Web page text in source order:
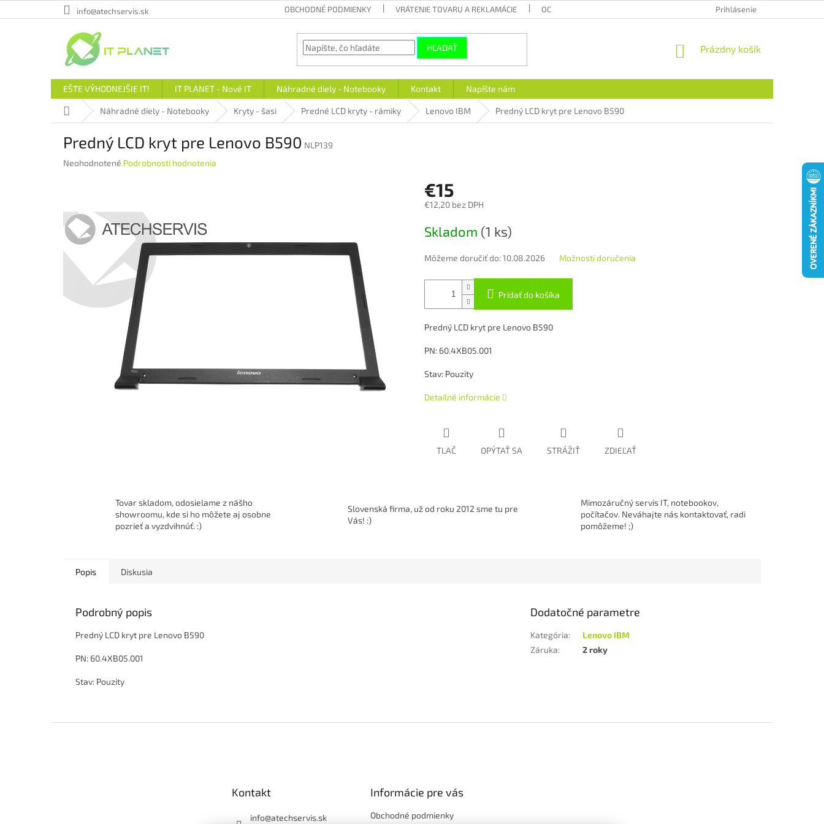
na
info@atechservis.sk OBCHODNÉ PODMIENKY VRÁTENIE TOVARU A REKLAMÁCIE OCHRANA OSOBNÝCH ÚDAJOV HODNOTENIE OBCHODU
Prihlásenie
HĽADAŤ
NÁKUPNÝ
Prázdny košík
EŠTE VÝHODNEJŠIE IT! IT PLANET - Nové IT Náhradné diely - Notebooky Kontakt Napíšte nám
DomovNáhradné diely - Notebooky Kryty - šasi Predné LCD kryty - rámiky Lenovo IBM Predný LCD kryt pre Lenovo B590
Predný LCD kryt pre Lenovo B590 NLP139
Priemerné
z
5
hviezdičiek.
Neohodnotené Podrobnosti hodnotenia
€15
€12,20 bez DPH
cena:
Skladom (1 ks)
Môžeme doručiť do:10.08.2026 Možnosti doručenia
Pridať do košíka
Predný LCD kryt pre Lenovo B590
PN: 60.4XB05.001
Stav: Pouzity
Detailné informácie
TLAČ OPÝTAŤ SA STRÁŽIŤ ZDIEĽAŤ
Tovar skladom, odosielame z nášho
showroomu, kde si ho môžete aj osobne
pozrieť a vyzdvihnúť. :)
Slovenská firma, už od roku 2012 sme tu pre
Vás! :)
Mimozáručný servis IT, notebookov,
počítačov. Neváhajte nás kontaktovať, radi
pomôžeme! ;)
Popis Diskusia
Podrobný popis
Predný LCD kryt pre Lenovo B590
PN: 60.4XB05.001
Stav: Pouzity
Dodatočné parametre
Kategória:
Lenovo IBM
Záruka: 2 roky
Kontakt
info@atechservis.sk
Informácie pre vás
Obchodné podmienky